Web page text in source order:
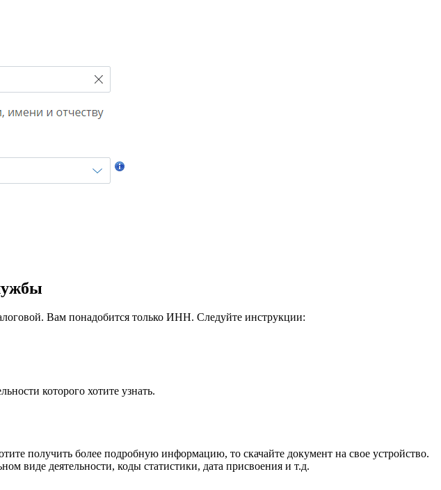
Вам понадобится только ИНН. Следуйте инструкции:
которого хотите узнать.
получить более подробную информацию, то скачайте документ на свое устройство.
виде деятельности, коды статистики, дата присвоения и т.д.